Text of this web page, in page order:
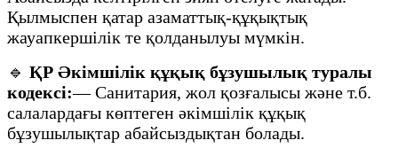
Қылмыспен қатар азаматтық-құқықтық
жауапкершілік те қолданылуы мүмкін.
🔹 ҚР Әкімшілік құқық бұзушылық туралы
кодексі:— Санитария, жол қозғалысы және т.б.
салалардағы көптеген әкімшілік құқық
бұзушылықтар абайсыздықтан болады.